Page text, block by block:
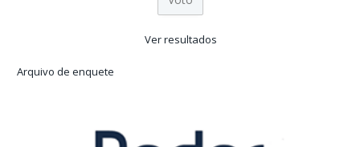
Ver resultados
Arquivo de enquete